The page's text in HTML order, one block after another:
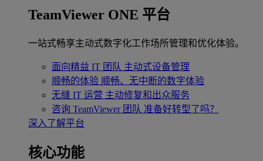
TeamViewer ONE 平台
一站式畅享主动式数字化工作场所管理和优化体验。
面向精益 IT 团队 主动式设备管理
顺畅的体验 顺畅、无中断的数字体验
无缝 IT 运营 主动修复和出众服务
咨询 TeamViewer 团队 准备好转型了吗？
深入了解平台
核心功能